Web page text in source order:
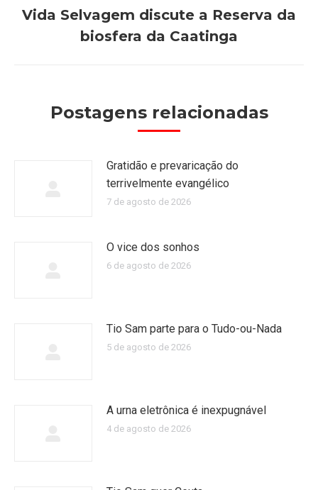
post:
Vida Selvagem discute a Reserva da
biosfera da Caatinga
Postagens relacionadas
Gratidão e prevaricação do
terrivelmente evangélico
7 de agosto de 2026
O vice dos sonhos
6 de agosto de 2026
Tio Sam parte para o Tudo-ou-Nada
5 de agosto de 2026
A urna eletrônica é inexpugnável
4 de agosto de 2026